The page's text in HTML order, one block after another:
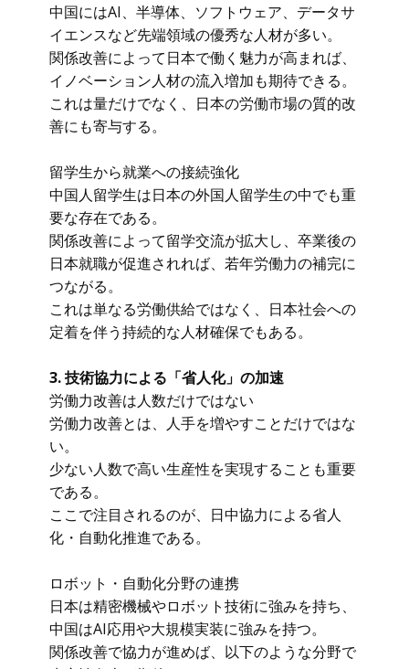
中国にはAI、半導体、ソフトウェア、データサ
イエンスなど先端領域の優秀な人材が多い。
関係改善によって日本で働く魅力が高まれば、
イノベーション人材の流入増加も期待できる。
これは量だけでなく、日本の労働市場の質的改
善にも寄与する。
留学生から就業への接続強化
中国人留学生は日本の外国人留学生の中でも重
要な存在である。
関係改善によって留学交流が拡大し、卒業後の
日本就職が促進されれば、若年労働力の補完に
つながる。
これは単なる労働供給ではなく、日本社会への
定着を伴う持続的な人材確保でもある。
3. 技術協力による「省人化」の加速
労働力改善は人数だけではない
労働力改善とは、人手を増やすことだけではな
い。
少ない人数で高い生産性を実現することも重要
である。
ここで注目されるのが、日中協力による省人
化・自動化推進である。
ロボット・自動化分野の連携
日本は精密機械やロボット技術に強みを持ち、
中国はAI応用や大規模実装に強みを持つ。
関係改善で協力が進めば、以下のような分野で